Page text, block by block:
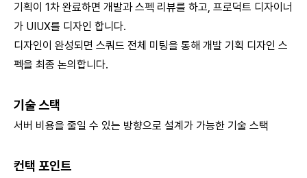
기획이 1차 완료하면 개발과 스펙 리뷰를 하고, 프로덕트 디자이너
가 UIUX를 디자인 합니다.
디자인이 완성되면 스쿼드 전체 미팅을 통해 개발 기획 디자인 스
펙을 최종 논의합니다.
기술 스택
서버 비용을 줄일 수 있는 방향으로 설계가 가능한 기술 스택
컨택 포인트